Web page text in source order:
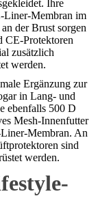
Ihre
Liner-Membran im
der Brust sorgen
CE-Protektoren
zusätzlich
werden.
Ergänzung zur
in Lang- und
ebenfalls 500 D
Mesh-Innenfutter
Liner-Membran. An
sind
werden.